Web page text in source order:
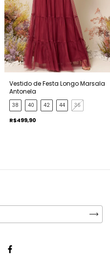
Vestido de Festa Longo Marsala
Antonela
38 40 42 44 36
R$499,90